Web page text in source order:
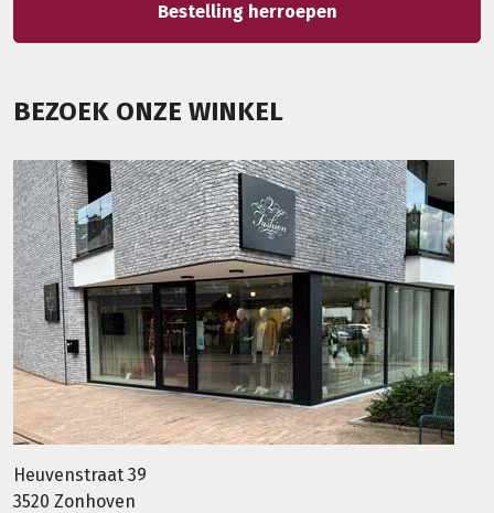
Bestelling herroepen
BEZOEK ONZE WINKEL
Heuvenstraat 39
3520 Zonhoven